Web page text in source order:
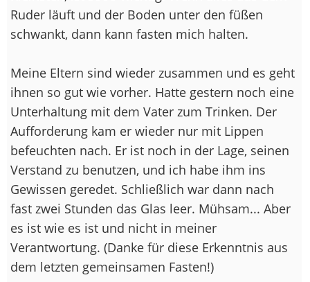
Ruder läuft und der Boden unter den füßen
schwankt, dann kann fasten mich halten.
Meine Eltern sind wieder zusammen und es geht
ihnen so gut wie vorher. Hatte gestern noch eine
Unterhaltung mit dem Vater zum Trinken. Der
Aufforderung kam er wieder nur mit Lippen
befeuchten nach. Er ist noch in der Lage, seinen
Verstand zu benutzen, und ich habe ihm ins
Gewissen geredet. Schließlich war dann nach
fast zwei Stunden das Glas leer. Mühsam... Aber
es ist wie es ist und nicht in meiner
Verantwortung. (Danke für diese Erkenntnis aus
dem letzten gemeinsamen Fasten!)